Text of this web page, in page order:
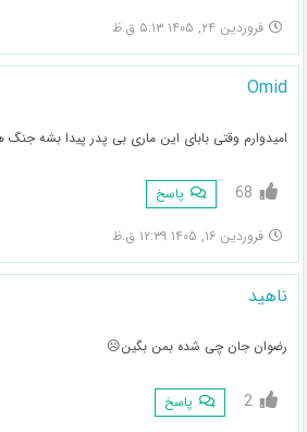
فروردین ۲۴, ۱۴۰۵ ۵:۱۳ ق.ظ
Omid
امیدوارم وقتی بابای این ماری بی پدر پیدا بشه
68 پاسخ
فروردین ۱۶, ۱۴۰۵ ۱۲:۳۹ ق.ظ
ناهید
رضوان جان چی شده بمن بگین☹️
2 پاسخ